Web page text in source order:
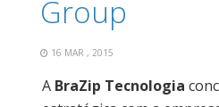
Group
16 MAR , 2015
A BraZip Tecnologia